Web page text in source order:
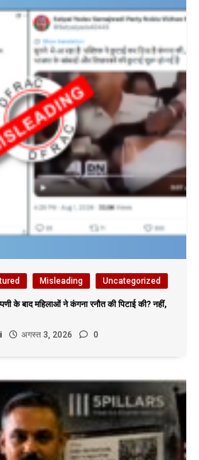
Misleading Uncategorized
के बाद महिलाओं ने कंगना रनौत की पिटाई की? नहीं,
अगस्त 3, 2026 0